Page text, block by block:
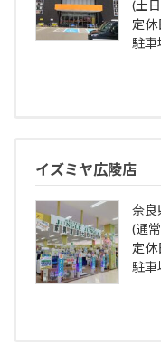
(土
定
駐
イズミヤ広陵店
奈良
(通
定
駐